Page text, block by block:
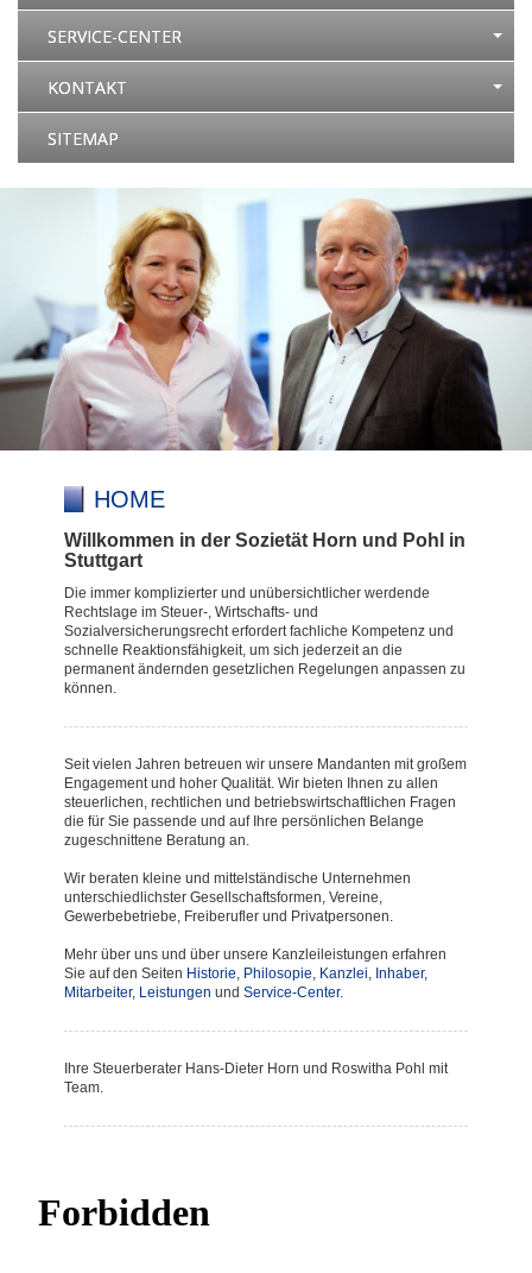
SERVICE-CENTER
KONTAKT
SITEMAP
HOME
Willkommen in der Sozietät Horn und Pohl in
Stuttgart
Die immer komplizierter und unübersichtlicher werdende
Rechtslage im Steuer-, Wirtschafts- und
Sozialversicherungsrecht erfordert fachliche Kompetenz und
schnelle Reaktionsfähigkeit, um sich jederzeit an die
permanent ändernden gesetzlichen Regelungen anpassen zu
können.
Seit vielen Jahren betreuen wir unsere Mandanten mit großem
Engagement und hoher Qualität. Wir bieten Ihnen zu allen
steuerlichen, rechtlichen und betriebswirtschaftlichen Fragen
die für Sie passende und auf Ihre persönlichen Belange
zugeschnittene Beratung an.
Wir beraten kleine und mittelständische Unternehmen
unterschiedlichster Gesellschaftsformen, Vereine,
Gewerbebetriebe, Freiberufler und Privatpersonen.
Mehr über uns und über unsere Kanzleileistungen erfahren
Sie auf den Seiten Historie Philosopie Kanzlei Inhaber,
Mitarbeiter, Leistungen und Service-Center.
Ihre Steuerberater Hans-Dieter Horn und Roswitha Pohl mit
Team.